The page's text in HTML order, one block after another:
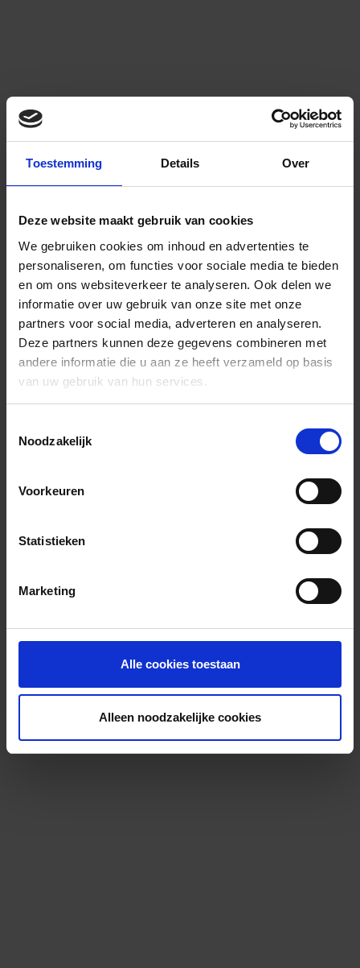
Toestemming Details Over
Deze website maakt gebruik van cookies
We gebruiken cookies om inhoud en advertenties te
personaliseren, om functies voor sociale media te bieden
en om ons websiteverkeer te analyseren. Ook delen we
informatie over uw gebruik van onze site met onze
partners voor social media, adverteren en analyseren.
Deze partners kunnen deze gegevens combineren met
andere informatie die u aan ze heeft verzameld op basis
van uw gebruik van hun services.
Noodzakelijk
Voorkeuren
Statistieken
Marketing
Alle cookies toestaan
Alleen noodzakelijke cookies